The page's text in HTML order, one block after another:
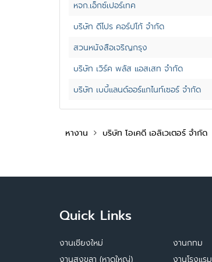
หจก.เอ็กซ์เปอร์เทค
บริษัท ดีโปร คอร์ปโก้ จำกัด
สวนหนังสือเจริญกรุง
บริษัท เวิร์ค พลัส แอสเสท จำกัด
บริษัท เบบี้แลนด์ออร์แกไนท์เซอร์ จำกัด
หางาน บริษัท โอเคดี เอลิเวเตอร์ จำกัด
Quick Links
งานเชียงใหม่
งานสงขลา (หาดใหญ่)
งานกทม
งานโรงแรม